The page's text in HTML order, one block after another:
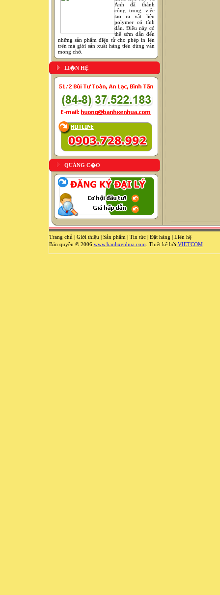
Anh đã thành
công trong việc
tạo ra vật liệu
polymer có tính
dẫn. Điều này có
thể sớm dẫn đến
những sản phẩm điện tử cho phép in lên
trên mà giới sản xuất hàng tiêu dùng vẫn
mong chờ.
LI�N HỆ
QUẢNG C�O
Trang chủ | Giới thiệu | Sản phẩm | Tin tức| Đặt hàng | Liên hệ
Bản quyền © 2006 www.banhxenhua.com . Thiết kế bởi VIETCOM